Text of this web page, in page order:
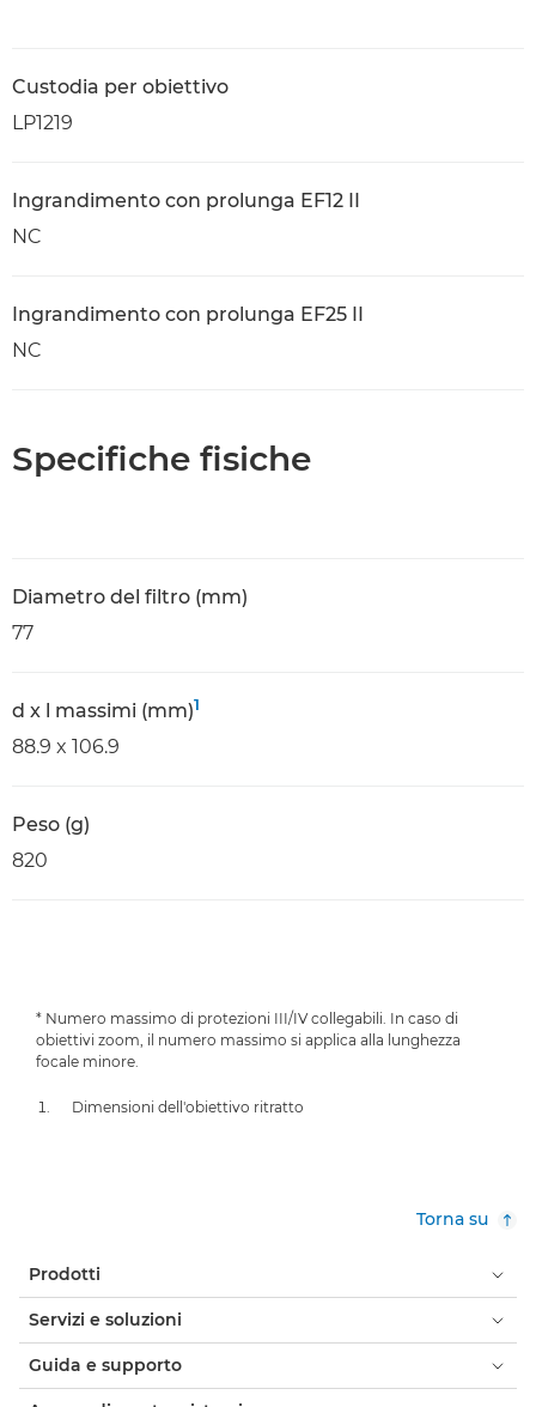
Custodia per obiettivo
LP1219
Ingrandimento con prolunga EF12 II
NC
Ingrandimento con prolunga EF25 II
NC
Specifiche fisiche
Diametro del filtro (mm)
77
d x l massimi (mm)1
88.9 x 106.9
Peso (g)
820
* Numero massimo di protezioni III/IV collegabili. In caso di
obiettivi zoom, il numero massimo si applica alla lunghezza
focale minore.
Dimensioni dell'obiettivo ritratto
Torna su
Prodotti
Servizi e soluzioni
Guida e supporto